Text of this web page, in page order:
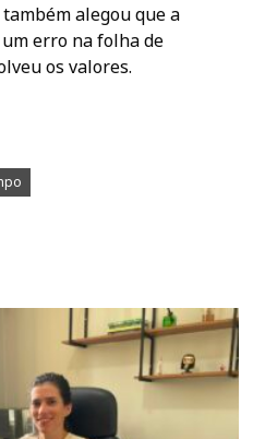
também alegou que a
erro na folha de
os valores.